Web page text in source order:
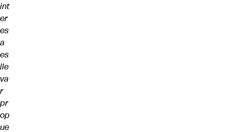
int
er
es
a
es
lle
va
r
pr
op
ue